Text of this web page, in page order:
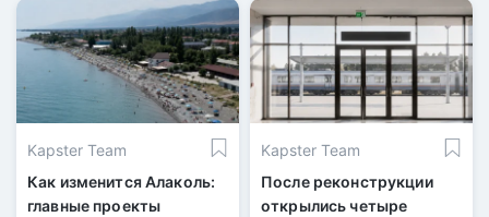
Kapster Team
Как изменится Алаколь:
главные проекты
Kapster Team
После реконструкции
открылись четыре